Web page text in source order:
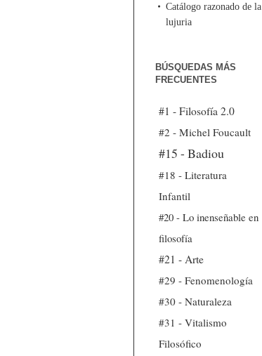
Catálogo razonado de la
lujuria
BÚSQUEDAS MÁS
FRECUENTES
#1 - Filosofía 2.0
#2 - Michel Foucault
#15 - Badiou
#18 - Literatura
Infantil
#20 - Lo inenseñable en
filosofía
#21 - Arte
#29 - Fenomenología
#30 - Naturaleza
#31 - Vitalismo
Filosófico